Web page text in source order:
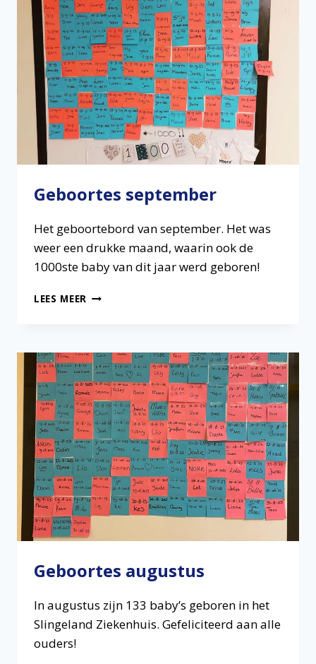
Geboortes september
Het geboortebord van september. Het was
weer een drukke maand, waarin ook de
1000ste baby van dit jaar werd geboren!
LEES MEER GEBOORTES
Geboortes augustus
In augustus zijn 133 baby’s geboren in het
Slingeland Ziekenhuis. Gefeliciteerd aan alle
ouders!